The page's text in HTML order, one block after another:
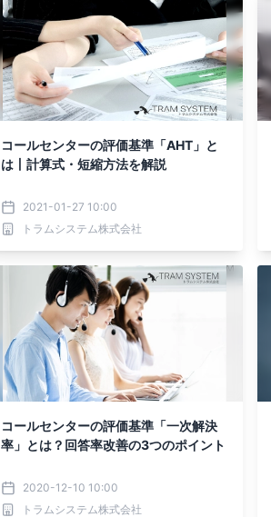
コールセンターの評価基準「AHT」と
は丨計算式・短縮方法を解説
2021-01-27 10:00
トラムシステム株式会社
コールセンターの評価基準「一次解決
率」とは？回答率改善の3つのポイント
2020-12-10 10:00
トラムシステム株式会社